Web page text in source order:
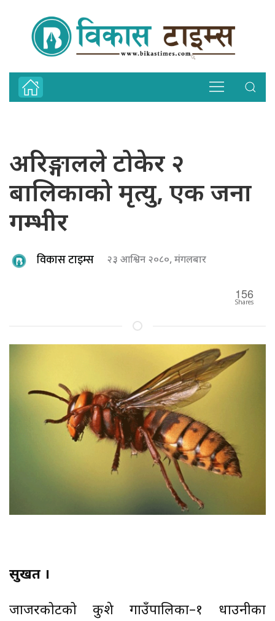
अरिङ्गालले टोकेर २
बालिकाको मृत्यु, एक जना
गम्भीर
विकास टाइम्स २३ आश्विन २०८०, मंगलबार
156
Shares
सुर्खेत ।
जाजरकोटको कुशे गाउँपालिका–१ धाउनीका